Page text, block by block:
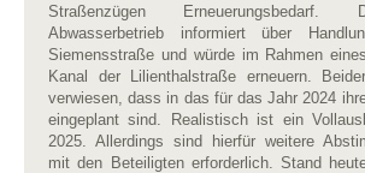
Straßenzügen Erneuerungsbedarf.
Abwasserbetrieb informiert über
Siemensstraße und würde im Rahmen
Kanal der Lilienthalstraße erneuern.
verwiesen, dass in das für das Jahr 2024
eingeplant sind. Realistisch ist ein
2025. Allerdings sind hierfür weitere
mit den Beteiligten erforderlich. Stand